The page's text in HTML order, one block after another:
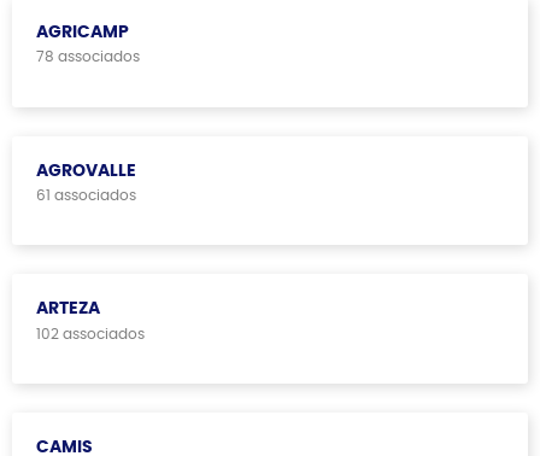
AGRICAMP
78 associados
AGROVALLE
61 associados
ARTEZA
102 associados
CAMIS